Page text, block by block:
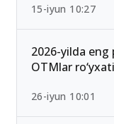
2026/2027
qoldi — Yangi
15-iyun 10:27
2026-yilda eng
OTMlar ro‘yxati